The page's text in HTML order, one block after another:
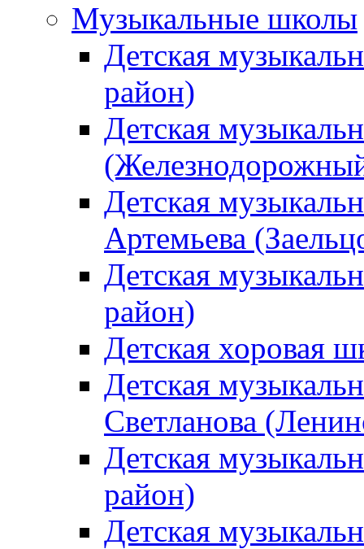
Музыкальные школы
Детская
район)
Детская
Детская
Артемьева
Детская
район)
Детская хоровая
Детская
Светланова
Детская
район)
Детская